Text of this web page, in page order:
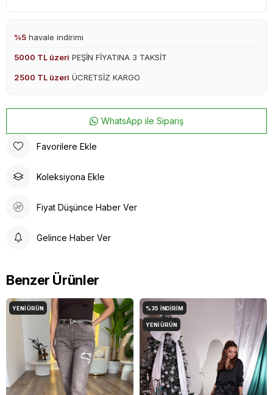
%5 havale indirimi
5000 TL üzeri PEŞİN FİYATINA 3 TAKSİT
2500 TL üzeri ÜCRETSİZ KARGO
WhatsApp ile Sipariş
Favorilere Ekle
Koleksiyona Ekle
Fiyat Düşünce Haber Ver
Gelince Haber Ver
Benzer Ürünler
YENI ÜRÜN %35 İNDIRIM
YENI ÜRÜN